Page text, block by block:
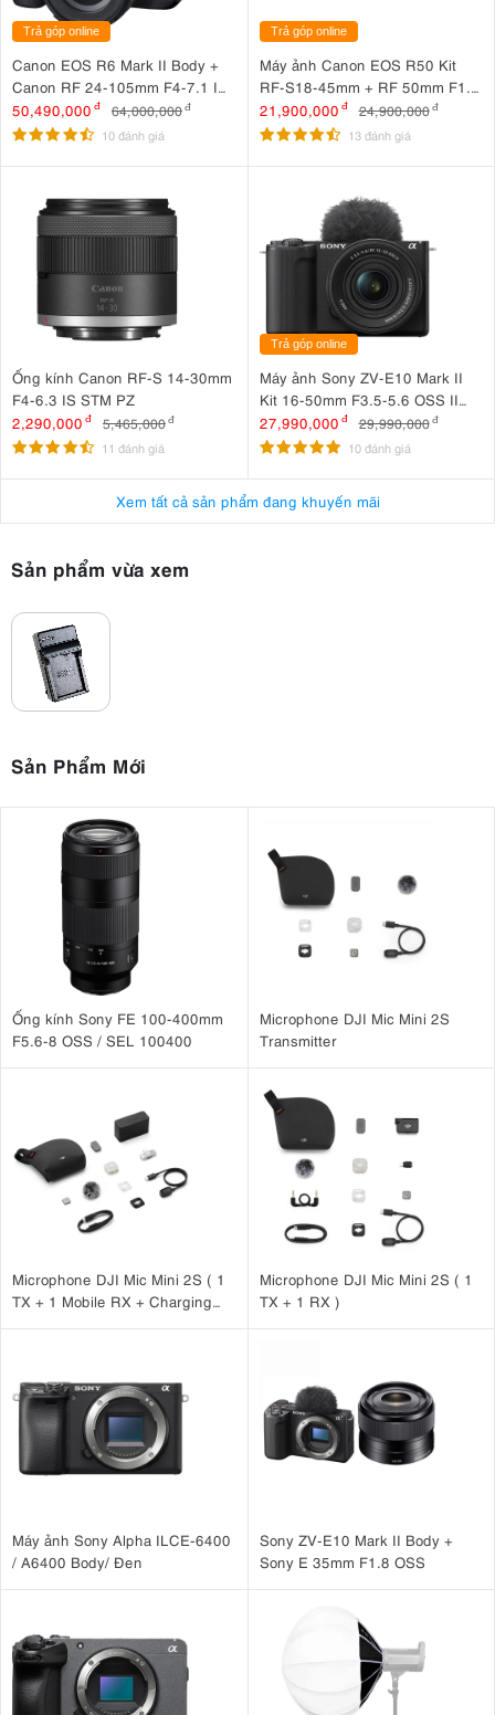
Trả góp online
Canon EOS R6 Mark II Body +
Canon RF 24-105mm F4-7.1 IS
STM
50,490,000 đ 64,000,000đ
10 đánh giá
Trả góp online
Máy ảnh Canon EOS R50 Kit
RF-S18-45mm + RF 50mm F1.8
STM
21,900,000 đ 24,900,000 đ
13 đánh giá
Ống kính Canon RF-S 14-30mm
F4-6.3 IS STM PZ
2,290,000 đ 5,465,000đ
11 đánh giá
Trả góp online
Máy ảnh Sony ZV-E10 Mark II
Kit 16-50mm F3.5-5.6 OSS II
Đen
27,990,000 đ 29,990,000 đ
10 đánh giá
Xem tất cả sản phẩm đang khuyến mãi
Sản phẩm vừa xem
Sản Phẩm Mới
Ống kính Sony FE 100-400mm
F5.6-8 OSS / SEL 100400
Microphone DJI Mic Mini 2S
Transmitter
Microphone DJI Mic Mini 2S ( 1
TX + 1 Mobile RX + Charging
Microphone DJI Mic Mini 2S ( 1
TX + 1 RX )
Máy ảnh Sony Alpha ILCE-6400
/ A6400 Body/ Đen
Sony ZV-E10 Mark II Body +
Sony E 35mm F1.8 OSS